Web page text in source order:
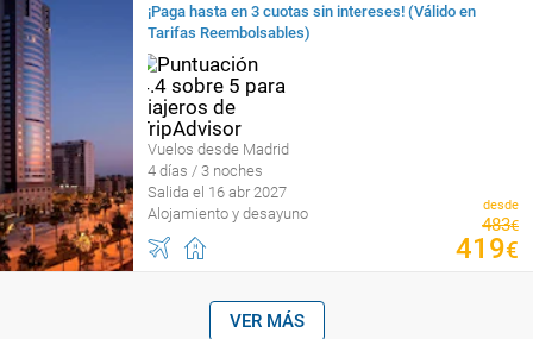
¡Paga hasta en 3 cuotas sin intereses! (Válido en
Tarifas Reembolsables)
Vuelos desde Madrid
4 días / 3 noches
Salida el 16 abr 2027
Alojamiento y desayuno
desde
483€
419€
VER MÁS